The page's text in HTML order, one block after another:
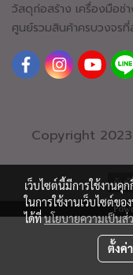
วัสดุก่อสร้าง เครื่องมือช่
ศูนย์รวมสินค้าครบวงจร
Copyright 2023
ผู้เ
เว็บไซต์นี้มีการใช้งาน
ในการใช้งานเว็บไซต์ข
ได้ที่นโยบายความเป็นส่
ตั้งค่